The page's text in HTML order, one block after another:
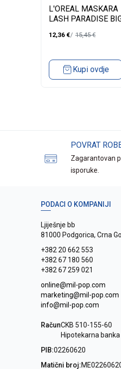
L'OREAL MASKARA
LASH PARADISE
12,36 € 15,45€
Kupi ovdje
POVRAT
Zagarantovan
isporuke.
PODACI O KOMPANIJI
Ljiješnje bb
81000 Podgorica, Crna
+382 20 662 553
+382 67 180 560
+382 67 259 021
online@mil-pop.com
marketing@mil-pop.com
info@mil-pop.com
RačunCKB 510-155-60
Hipotekarna
PIB:02260620
Matični broj: